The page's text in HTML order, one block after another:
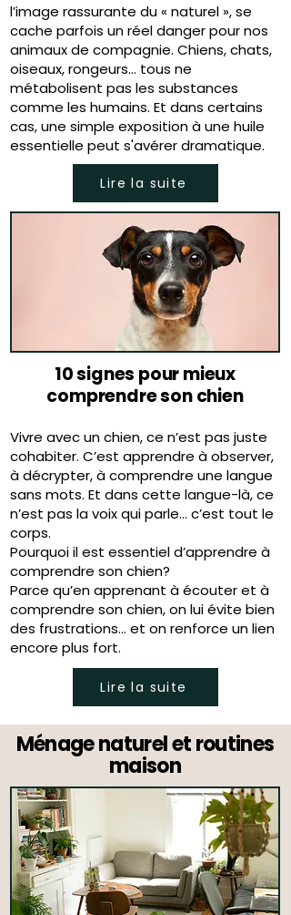
l’image rassurante du « naturel », se
cache parfois un réel danger pour nos
animaux de compagnie. Chiens, chats,
oiseaux, rongeurs… tous ne
métabolisent pas les substances
comme les humains. Et dans certains
cas, une simple exposition à une huile
essentielle peut s'avérer dramatique.
Lire la suite
10 signes pour mieux
comprendre son chien
Vivre avec un chien, ce n’est pas juste
cohabiter. C’est apprendre à observer,
à décrypter, à comprendre une langue
sans mots. Et dans cette langue-là, ce
n’est pas la voix qui parle… c’est tout le
corps.
Pourquoi il est essentiel d’apprendre à
comprendre son chien?
Parce qu’en apprenant à écouter et à
comprendre son chien, on lui évite bien
des frustrations… et on renforce un lien
encore plus fort.
Lire la suite
Ménage naturel et routines
maison